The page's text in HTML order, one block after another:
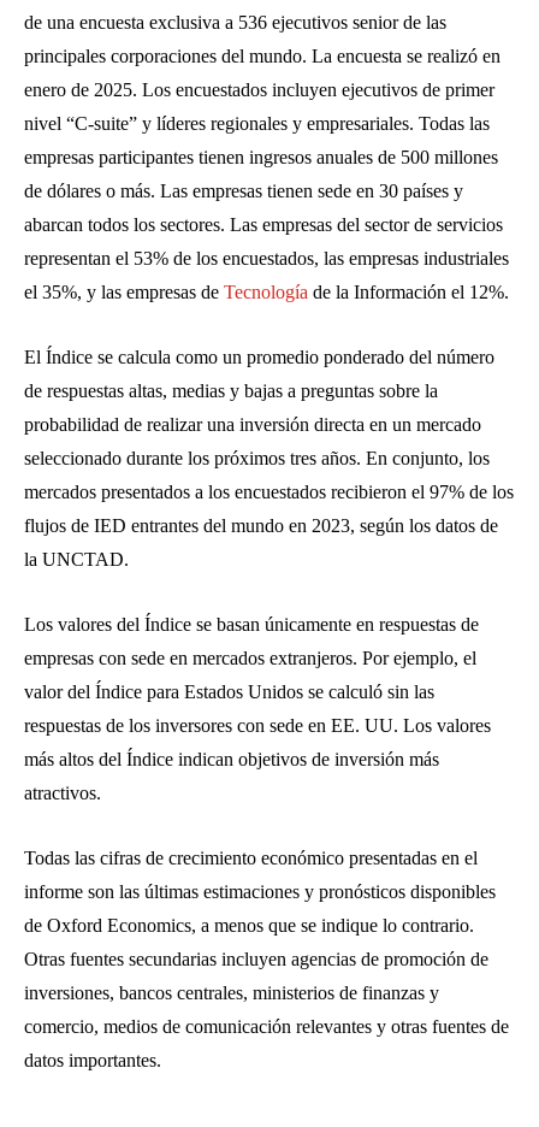
de una encuesta exclusiva a 536 ejecutivos senior de las
principales corporaciones del mundo. La encuesta se realizó en
enero de 2025. Los encuestados incluyen ejecutivos de primer
nivel “C-suite” y líderes regionales y empresariales. Todas las
empresas participantes tienen ingresos anuales de 500 millones
de dólares o más. Las empresas tienen sede en 30 países y
abarcan todos los sectores. Las empresas del sector de servicios
representan el 53% de los encuestados, las empresas industriales
el 35%, y las empresas de Tecnología de la Información el 12%.
El Índice se calcula como un promedio ponderado del número
de respuestas altas, medias y bajas a preguntas sobre la
probabilidad de realizar una inversión directa en un mercado
seleccionado durante los próximos tres años. En conjunto, los
mercados presentados a los encuestados recibieron el 97% de los
flujos de IED entrantes del mundo en 2023, según los datos de
la UNCTAD.
Los valores del Índice se basan únicamente en respuestas de
empresas con sede en mercados extranjeros. Por ejemplo, el
valor del Índice para Estados Unidos se calculó sin las
respuestas de los inversores con sede en EE. UU. Los valores
más altos del Índice indican objetivos de inversión más
atractivos.
Todas las cifras de crecimiento económico presentadas en el
informe son las últimas estimaciones y pronósticos disponibles
de Oxford Economics, a menos que se indique lo contrario.
Otras fuentes secundarias incluyen agencias de promoción de
inversiones, bancos centrales, ministerios de finanzas y
comercio, medios de comunicación relevantes y otras fuentes de
datos importantes.